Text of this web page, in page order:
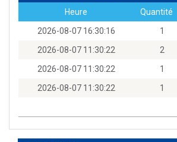
Heure Quantité
2026-08-07 16:30:16
1
2026-08-07 11:30:22
2
2026-08-07 11:30:22
1
2026-08-07 11:30:22
1